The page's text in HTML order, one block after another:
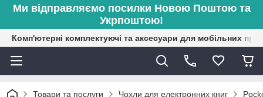
Ми відправляємо посилки Новою Поштою та
Укрпоштою!
Комп'ютерні комплектуючі та аксесуари для мобільних
Товари та послуги Чохли для електронних книг